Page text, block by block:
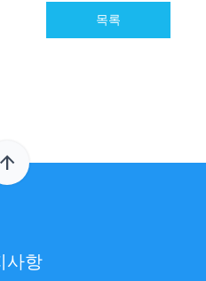
목록
사항
arrow_upward